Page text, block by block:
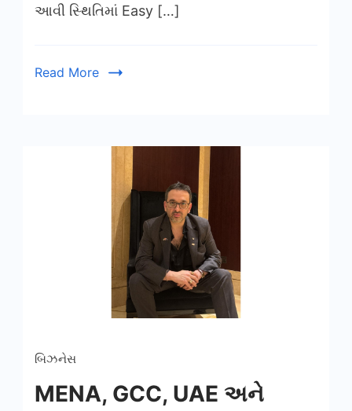
આવી સ્થિતિમાં Easy […]
Read More
બિઝનેસ
MENA, GCC, UAE અને